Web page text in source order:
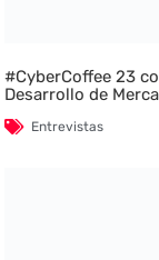
#CyberCoffee 23
Desarrollo de
Entrevistas